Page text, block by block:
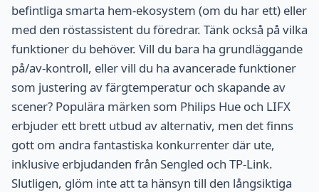
befintliga smarta hem-ekosystem (om du har ett) eller
med den röstassistent du föredrar. Tänk också på vilka
funktioner du behöver. Vill du bara ha grundläggande
på/av-kontroll, eller vill du ha avancerade funktioner
som justering av färgtemperatur och skapande av
scener? Populära märken som Philips Hue och LIFX
erbjuder ett brett utbud av alternativ, men det finns
gott om andra fantastiska konkurrenter där ute,
inklusive erbjudanden från Sengled och TP-Link.
Slutligen, glöm inte att ta hänsyn till den långsiktiga